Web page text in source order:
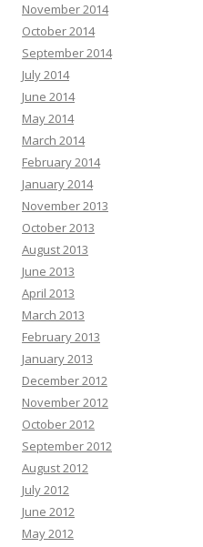
November 2014
October 2014
September 2014
July 2014
June 2014
May 2014
March 2014
February 2014
January 2014
November 2013
October 2013
August 2013
June 2013
April 2013
March 2013
February 2013
January 2013
December 2012
November 2012
October 2012
September 2012
August 2012
July 2012
June 2012
May 2012